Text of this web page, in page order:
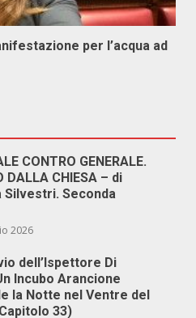
per l’acqua ad
CONTRO GENERALE.
DALLA CHIESA – di
Silvestri. Seconda
2026
dell’Ispettore Di
Incubo Arancione
la Notte nel Ventre del
33)